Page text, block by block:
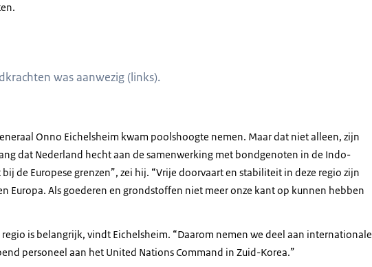
Onno Eichelsheim zit op een stoel naast een hele rij militairen.
was aanwezig (links).
Onno Eichelsheim kwam poolshoogte nemen. Maar dat niet alleen, zijn
dat Nederland hecht aan de samenwerking met bondgenoten in de Indo-
de Europese grenzen”, zei hij. “Vrije doorvaart en stabiliteit in deze regio zijn
Europa. Als goederen en grondstoffen niet meer onze kant op kunnen hebben
is belangrijk, vindt Eichelsheim. “Daarom nemen we deel aan internationale
personeel aan het United Nations Command in Zuid-Korea.”